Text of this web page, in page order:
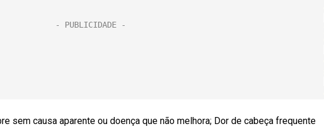
sem causa aparente ou doença que não melhora; Dor de cabeça frequente